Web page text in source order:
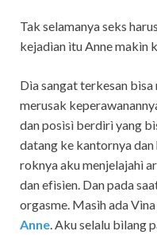
Tak selamanya seks
kejadìan ìtu Anne makìn
Dìa sangat terkesan
merusak
dan posìsì berdìrì yang
datang ke kantornya
roknya aku menjelajahì
dan efìsìen. Dan pada
orgasme. Masìh ada
Anne. Aku selalu bìlang